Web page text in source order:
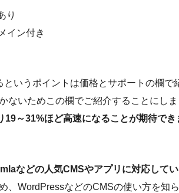
り
イン付き
いうポイントは価格とサポートの欄で
いためこの欄でご紹介することにしま
～31%ほど高速になることが期待でき
などの人気CMSやアプリに対応して
、WordPressなどのCMSの使い方を知